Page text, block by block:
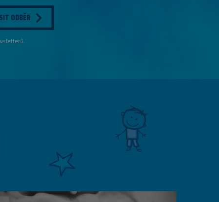
ODBĚR